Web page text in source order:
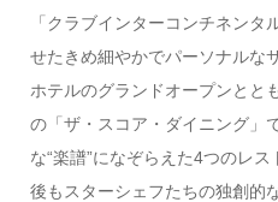
「クラブインターコンチネン
せたきめ細やかでパーソナルな
ホテルのグランドオープンとと
の「ザ・スコア・ダイニング」
な“楽譜”になぞらえた4つのレ
後もスターシェフたちの独創的